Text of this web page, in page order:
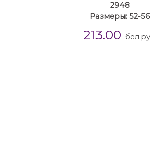
2948
Размеры: 52-56
213.00